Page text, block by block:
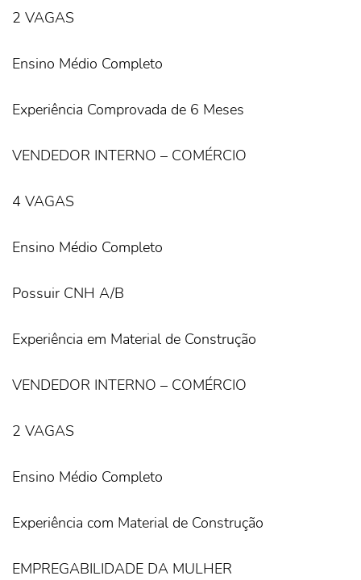
2 VAGAS
Ensino Médio Completo
Experiência Comprovada de 6 Meses
VENDEDOR INTERNO – COMÉRCIO
4 VAGAS
Ensino Médio Completo
Possuir CNH A/B
Experiência em Material de Construção
VENDEDOR INTERNO – COMÉRCIO
2 VAGAS
Ensino Médio Completo
Experiência com Material de Construção
EMPREGABILIDADE DA MULHER